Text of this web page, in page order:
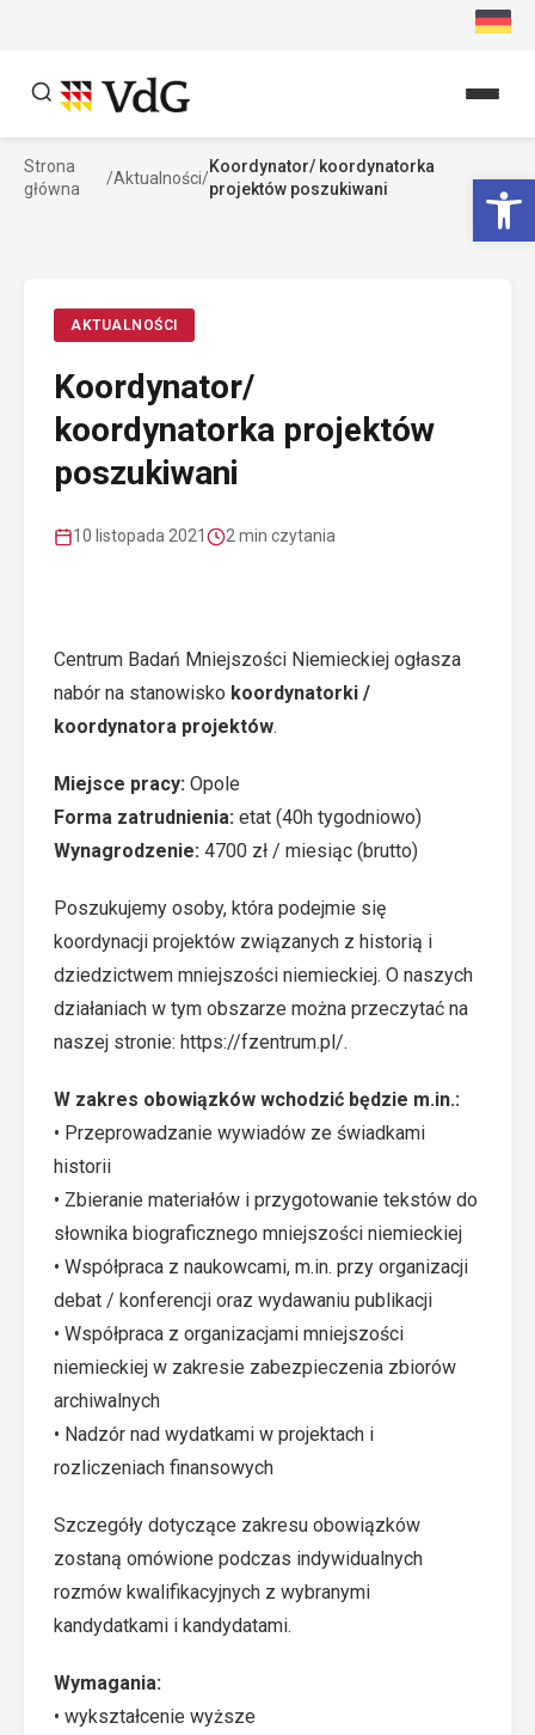
Szukaj
Strona
główna
/Aktualności/
Koordynator/ koordynatorka
projektów poszukiwani
AKTUALNOŚCI
Koordynator/
koordynatorka projektów
poszukiwani
10 listopada 2021 2 min czytania
Centrum Badań Mniejszości Niemieckiej ogłasza
nabór na stanowisko koordynatorki /
koordynatora projektów.
Miejsce pracy: Opole
Forma zatrudnienia: etat (40h tygodniowo)
Wynagrodzenie: 4700 zł / miesiąc (brutto)
Poszukujemy osoby, która podejmie się
koordynacji projektów związanych z historią i
dziedzictwem mniejszości niemieckiej. O naszych
działaniach w tym obszarze można przeczytać na
naszej stronie: https://fzentrum.pl/.
W zakres obowiązków wchodzić będzie m.in.:
• Przeprowadzanie wywiadów ze świadkami
historii
• Zbieranie materiałów i przygotowanie tekstów do
słownika biograficznego mniejszości niemieckiej
• Współpraca z naukowcami, m.in. przy organizacji
debat / konferencji oraz wydawaniu publikacji
• Współpraca z organizacjami mniejszości
niemieckiej w zakresie zabezpieczenia zbiorów
archiwalnych
• Nadzór nad wydatkami w projektach i
rozliczeniach finansowych
Szczegóły dotyczące zakresu obowiązków
zostaną omówione podczas indywidualnych
rozmów kwalifikacyjnych z wybranymi
kandydatkami i kandydatami.
Wymagania:
• wykształcenie wyższe